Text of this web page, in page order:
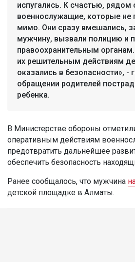
испугались. К счастью, рядом
военнослужащие, которые не
мимо. Они сразу вмешались,
мужчину, вызвали полицию и
правоохранительным
их решительным действиям
оказались в безопасности», -
обращении родителей
ребенка.
В Министерстве обороны
оперативным действиям
предотвратить дальнейшее
обеспечить безопасность
Ранее сообщалось, что мужчина
детской площадке в Алматы.